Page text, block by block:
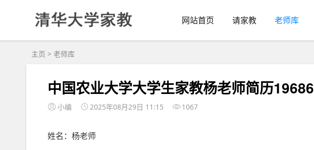
网站首页 请家教 老师库
主页 > 老师库
中国农业大学大学生家教杨老师简历19686
小编 2025年08月29日 11:15 1067
姓名：杨老师